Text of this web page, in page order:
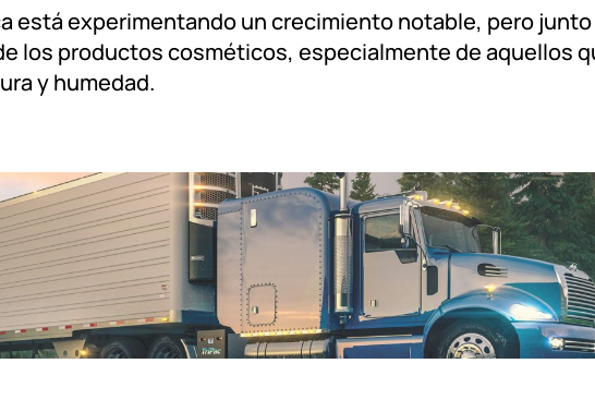
está experimentando un crecimiento notable, pero
los productos cosméticos, especialmente de aquellos
y humedad.